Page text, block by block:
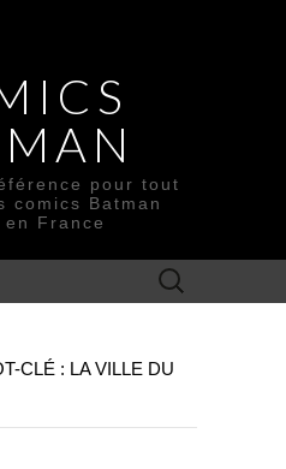
pour tout
comics Batman
France
Rechercher :
CLÉ : LA VILLE DU